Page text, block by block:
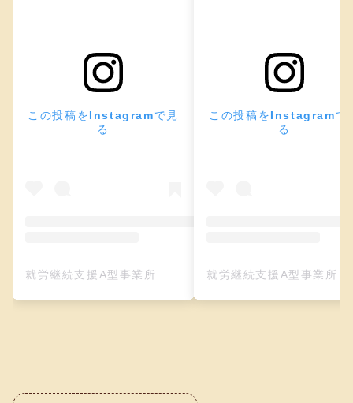
この投稿をInstagramで見
る
この投稿をInstagramで
る